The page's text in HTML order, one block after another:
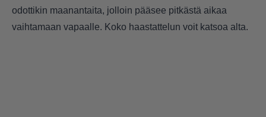
odottikin maanantaita, jolloin pääsee pitkästä aikaa
vaihtamaan vapaalle. Koko haastattelun voit katsoa alta.